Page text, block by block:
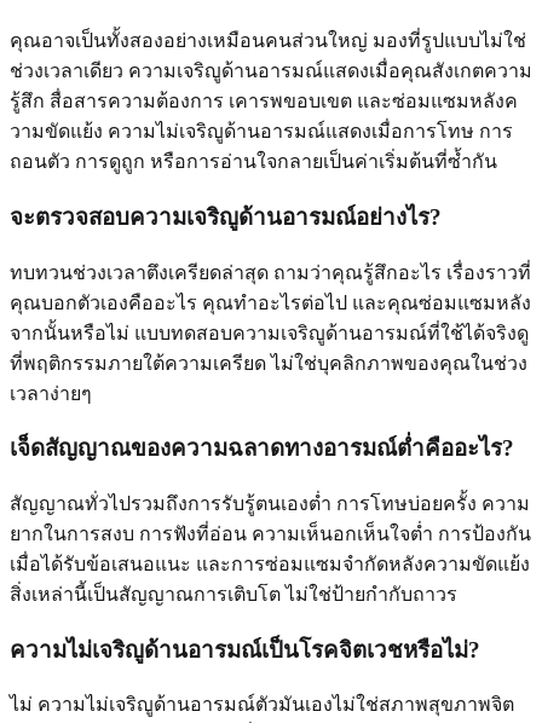
คุณอาจเป็นทั้งสองอย่างเหมือนคนส่วนใหญ่ มองที่รูปแบบไม่ใช่
ช่วงเวลาเดียว ความเจริญูด้านอารมณ์แสดงเมื่อคุณสังเกตความ
รู้สึก สื่อสารความต้องการ เคารพขอบเขต และซ่อมแซมหลังค
วามขัดแย้ง ความไม่เจริญูด้านอารมณ์แสดงเมื่อการโทษ การ
ถอนตัว การดูถูก หรือการอ่านใจกลายเป็นค่าเริ่มต้นที่ซ้ำกัน
จะตรวจสอบความเจริญูด้านอารมณ์อย่างไร?
ทบทวนช่วงเวลาตึงเครียดล่าสุด ถามว่าคุณรู้สึกอะไร เรื่องราวที่
คุณบอกตัวเองคืออะไร คุณทำอะไรต่อไป และคุณซ่อมแซมหลัง
จากนั้นหรือไม่ แบบทดสอบความเจริญูด้านอารมณ์ที่ใช้ได้จริงดู
ที่พฤติกรรมภายใต้ความเครียด ไม่ใช่บุคลิกภาพของคุณในช่วง
เวลาง่ายๆ
เจ็ดสัญญาณของความฉลาดทางอารมณ์ต่ำคืออะไร?
สัญญาณทั่วไปรวมถึงการรับรู้ตนเองต่ำ การโทษบ่อยครั้ง ความ
ยากในการสงบ การฟังที่อ่อน ความเห็นอกเห็นใจต่ำ การป้องกัน
เมื่อได้รับข้อเสนอแนะ และการซ่อมแซมจำกัดหลังความขัดแย้ง
สิ่งเหล่านี้เป็นสัญญาณการเติบโต ไม่ใช่ป้ายกำกับถาวร
ความไม่เจริญูด้านอารมณ์เป็นโรคจิตเวชหรือไม่?
ไม่ ความไม่เจริญูด้านอารมณ์ตัวมันเองไม่ใช่สภาพสุขภาพจิต